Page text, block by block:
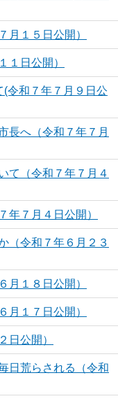
月１５日公開）
１日公開）
令和７年７月９日公
長へ（令和７年７月
て（令和７年７月４
年７月４日公開）
（令和７年６月２３
月１８日公開）
月１７日公開）
日公開）
日荒らされる（令和